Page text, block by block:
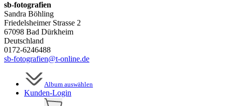
sb-fotografien
Sandra Böhling
Friedelsheimer Strasse 2
67098 Bad Dürkheim
Deutschland
0172-6246488
sb-fotografien@t-online.de
Album auswählen
Kunden-Login